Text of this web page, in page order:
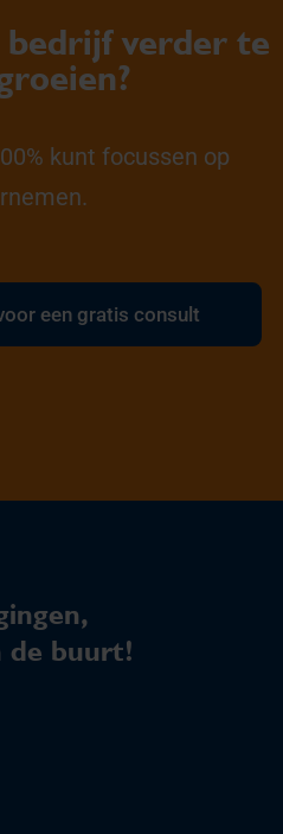
verder te
kunt focussen op
een gratis consult
de buurt!